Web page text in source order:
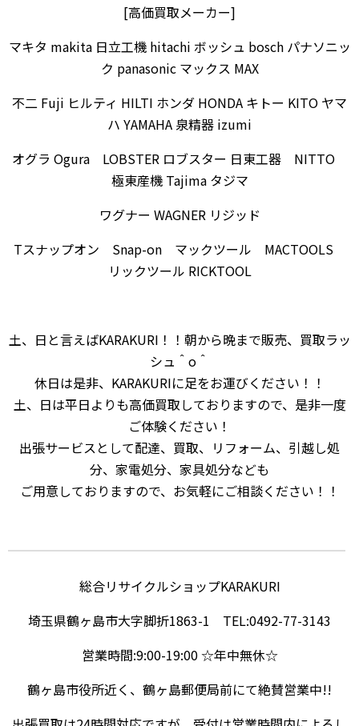
[高価買取メーカー]
マキタ makita 日立工機 hitachi ボッシュ bosch パナソニッ
ク panasonic マックス MAX
不二 Fuji ヒルティ HILTI ホンダ HONDA キトー KITO ヤマ
ハ YAMAHA 泉精器 izumi
オグラ Ogura LOBSTER ロブスター 日東工器 NITTO
極東産機 Tajima タジマ
ワグナー WAGNER リジッド
Tスナップオン Snap-on マックツール MACTOOLS
リックツール RICKTOOL
土、日と言えばKARAKURI！！朝から晩まで販売、買取ラッ
シュ＾o＾
休日は是非、KARAKURIに足をお運びください！！
土、日は平日よりも高価買取しておりますので、是非一度
ご体験ください！
出張サービスとして配達、買取、リフォーム、引越し処
分、家電処分、家具処分なども
ご用意しておりますので、お気軽にご相談ください！！
総合リサイクルショップKARAKURI
埼玉県鶴ヶ島市大字脚折1863-1 TEL:0492-77-3143
営業時間:9:00-19:00 ☆年中無休☆
鶴ヶ島市役所近く、鶴ヶ島郵便局前にて絶賛営業中!!